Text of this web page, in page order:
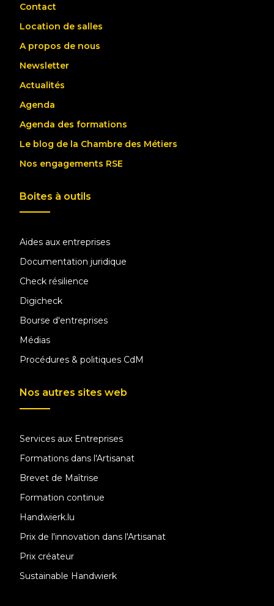
Contact
Location de salles
A propos de nous
Newsletter
Actualités
Agenda
Agenda des formations
Le blog de la Chambre des Métiers
Nos engagements RSE
Boites à outils
Aides aux entreprises
Documentation juridique
Check résilience
Digicheck
Bourse d'entreprises
Médias
Procédures & politiques CdM
Nos autres sites web
Services aux Entreprises
Formations dans l'Artisanat
Brevet de Maîtrise
Formation continue
Handwierk.lu
Prix de l'innovation dans l'Artisanat
Prix créateur
Sustainable Handwierk